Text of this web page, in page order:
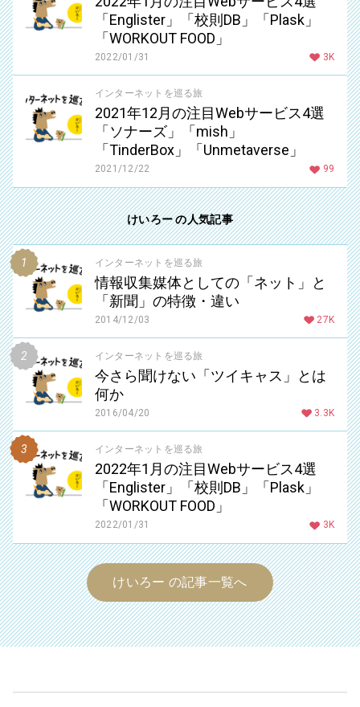
「Englister」「校則DB」「Plask」
「WORKOUT FOOD」
2022/01/31 3K
インターネットを巡る旅
2021年12月の注目Webサービス4選
「ソナーズ」「mish」
「TinderBox」「Unmetaverse」
2021/12/22 99
けいろー の人気記事
インターネットを巡る旅
情報収集媒体としての「ネット」と
「新聞」の特徴・違い
2014/12/03 27K
インターネットを巡る旅
今さら聞けない「ツイキャス」とは
何か
2016/04/20 3.3K
インターネットを巡る旅
2022年1月の注目Webサービス4選
「Englister」「校則DB」「Plask」
「WORKOUT FOOD」
2022/01/31 3K
けいろー の記事一覧へ